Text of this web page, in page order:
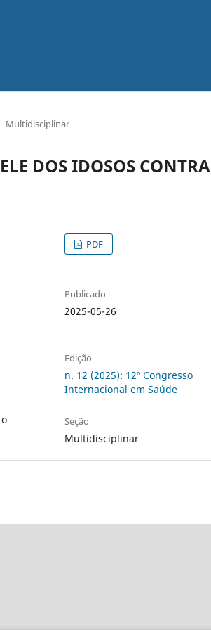
Multidisciplinar
DOS IDOSOS CONTRA
PDF
Publicado
2025-05-26
Edição
n. 12 (2025): 12º Congresso
Internacional em Saúde
Seção
Multidisciplinar